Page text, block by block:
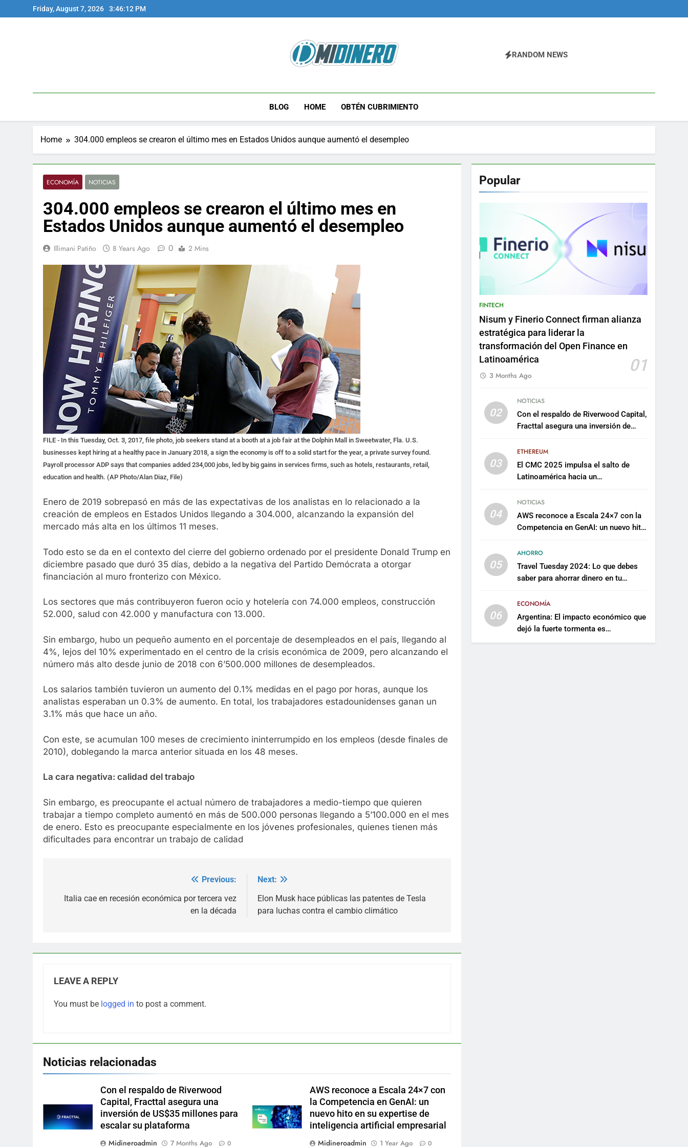
to
Friday, August 7, 2026 3:46:12 PM
Midinero.co
RANDOM NEWS
BLOG HOME OBTÉN CUBRIMIENTO
Home 304.000 empleos se crearon el último mes en Estados Unidos aunque aumentó el desempleo
ECONOMÍA NOTICIAS
304.000 empleos se crearon el último mes en
Estados Unidos aunque aumentó el desempleo
Illimani Patiño 8 Years Ago 0 2 Mins
FILE - In this Tuesday, Oct. 3, 2017, file photo, job seekers stand at a booth at a job fair at the Dolphin Mall in Sweetwater, Fla. U.S.
businesses kept hiring at a healthy pace in January 2018, a sign the economy is off to a solid start for the year, a private survey found.
Payroll processor ADP says that companies added 234,000 jobs, led by big gains in services firms, such as hotels, restaurants, retail,
education and health. (AP Photo/Alan Diaz, File)
Enero de 2019 sobrepasó en más de las expectativas de los analistas en lo relacionado a la
creación de empleos en Estados Unidos llegando a 304.000, alcanzando la expansión del
mercado más alta en los últimos 11 meses.
Todo esto se da en el contexto del cierre del gobierno ordenado por el presidente Donald Trump en
diciembre pasado que duró 35 días, debido a la negativa del Partido Demócrata a otorgar
financiación al muro fronterizo con México.
Los sectores que más contribuyeron fueron ocio y hotelería con 74.000 empleos, construcción
52.000, salud con 42.000 y manufactura con 13.000.
Sin embargo, hubo un pequeño aumento en el porcentaje de desempleados en el país, llegando al
4%, lejos del 10% experimentado en el centro de la crisis económica de 2009, pero alcanzando el
número más alto desde junio de 2018 con 6’500.000 millones de desempleados.
Los salarios también tuvieron un aumento del 0.1% medidas en el pago por horas, aunque los
analistas esperaban un 0.3% de aumento. En total, los trabajadores estadounidenses ganan un
3.1% más que hace un año.
Con este, se acumulan 100 meses de crecimiento ininterrumpido en los empleos (desde finales de
2010), doblegando la marca anterior situada en los 48 meses.
La cara negativa: calidad del trabajo
Sin embargo, es preocupante el actual número de trabajadores a medio-tiempo que quieren
trabajar a tiempo completo aumentó en más de 500.000 personas llegando a 5’100.000 en el mes
de enero. Esto es preocupante especialmente en los jóvenes profesionales, quienes tienen más
dificultades para encontrar un trabajo de calidad
navigation
Previous:
Italia cae en recesión económica por tercera vez
en la década
Next:
Elon Musk hace públicas las patentes de Tesla
para luchas contra el cambio climático
LEAVE A REPLY
You must be logged in to post a comment.
Noticias relacionadas
Con el respaldo de Riverwood
Capital, Fracttal asegura una
inversión de US$35 millones para
escalar su plataforma
Midineroadmin
7 Months Ago 0
AWS reconoce a Escala 24×7 con
la Competencia en GenAI: un
nuevo hito en su expertise de
inteligencia artificial empresarial
Midineroadmin
1 Year Ago 0
Popular
FINTECH
Nisum y Finerio Connect firman alianza
estratégica para liderar la
transformación del Open Finance en
Latinoamérica
01
3 Months Ago
02
NOTICIAS
Con el respaldo de Riverwood Capital,
Fracttal asegura una inversión de
plataforma
03
ETHEREUM
El CMC 2025 impulsa el salto de
Latinoamérica hacia un
sostenible
04
NOTICIAS
AWS reconoce a Escala 24×7 con la
Competencia en GenAI: un nuevo hito
artificial empresarial
05
AHORRO
Travel Tuesday 2024: Lo que debes
saber para ahorrar dinero en tu
06
ECONOMÍA
Argentina: El impacto económico que
dejó la fuerte tormenta es
incalculable